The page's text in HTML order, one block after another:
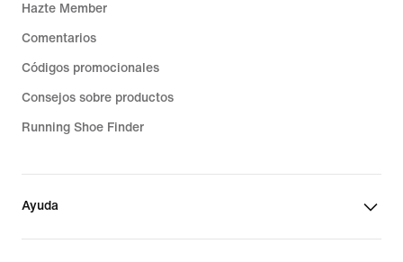
Hazte Member
Comentarios
Códigos promocionales
Consejos sobre productos
Running Shoe Finder
Ayuda